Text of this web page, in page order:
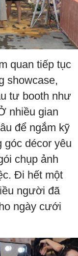
quan tiếp tục
showcase,
tư booth như
nhiều gian
để ngắm kỹ
décor yêu
chụp ảnh
Đi hết một
người đã
ngày cưới